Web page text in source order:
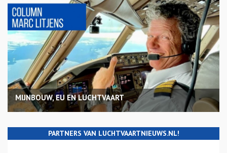
MIJNBOUW, EU EN LUCHTVAART
PARTNERS VAN LUCHTVAARTNIEUWS.NL!